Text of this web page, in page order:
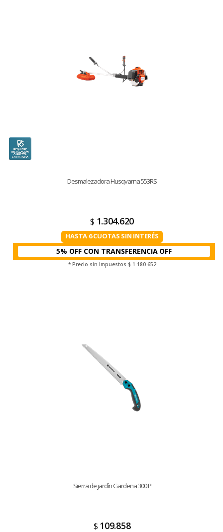
Desmalezadora Husqvarna 553RS
$ 1.304.620
HASTA 6 CUOTAS SIN INTERÉS
5% OFF CON TRANSFERENCIA
* Precio sin Impuestos $ 1.180.652
Sierra de jardín Gardena 300 P
$ 109.858